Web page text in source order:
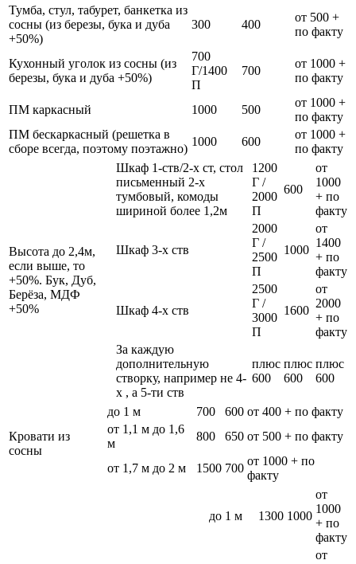
Тумба, стул, табурет, банкетка из
сосны (из березы, бука и дуба
+50%)
300 400
от 500 +
по факту
Кухонный уголок из сосны (из
березы, бука и дуба +50%)
700
Г/1400
П
700
от 1000 +
по факту
ПМ каркасный 1000 500
от 1000 +
по факту
ПМ бескаркасный (решетка в
сборе всегда, поэтому поэтажно)
1000 600
от 1000 +
по факту
Высота до 2,4м,
если выше, то
+50%. Бук, Дуб,
Берёза, МДФ
+50%
Шкаф 1-ств/2-х ст, стол
письменный 2-х
тумбовый, комоды
шириной более 1,2м
1200
Г /
2000
П
600
от
1000
+ по
факту
Шкаф 3-х ств
2000
Г /
2500
П
1000
от
1400
+ по
факту
Шкаф 4-х ств
2500
Г /
3000
П
1600
от
2000
+ по
факту
За каждую
дополнительную
створку, например не 4-
х , а 5-ти ств
плюс
600
плюс
600
плюс
600
Кровати из
сосны
до 1 м 700 600 от 400 + по факту
от 1,1 м до 1,6
м
800 650 от 500 + по факту
от 1,7 м до 2 м 1500 700
от 1000 + по
факту
до 1 м 1300 1000
от
1000
+ по
факту
от